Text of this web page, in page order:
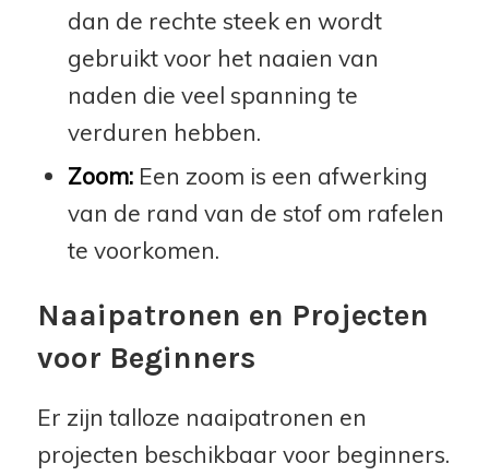
dan de rechte steek en wordt
gebruikt voor het naaien van
naden die veel spanning te
verduren hebben.
Zoom:Een zoom is een afwerking
van de rand van de stof om rafelen
te voorkomen.
Naaipatronen en Projecten
voor Beginners
Er zijn talloze naaipatronen en
projecten beschikbaar voor beginners.